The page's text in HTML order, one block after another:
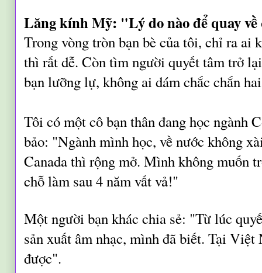
Lăng kính Mỹ: "Lý do nào để quay
Trong vòng tròn bạn bè của tôi, chỉ ra ai
thì rất dễ. Còn tìm người quyết tâm trở
bạn lưỡng lự, không ai dám chắc chắn
Tôi có một cô bạn thân đang học ngành
bảo: "Ngành mình học, về nước không
Canada thì rộng mở. Mình không muốn
chỗ làm sau 4 năm vất vả!"
Một người bạn khác chia sẻ: "Từ lúc
sản xuất âm nhạc, mình đã biết. Tại
được".